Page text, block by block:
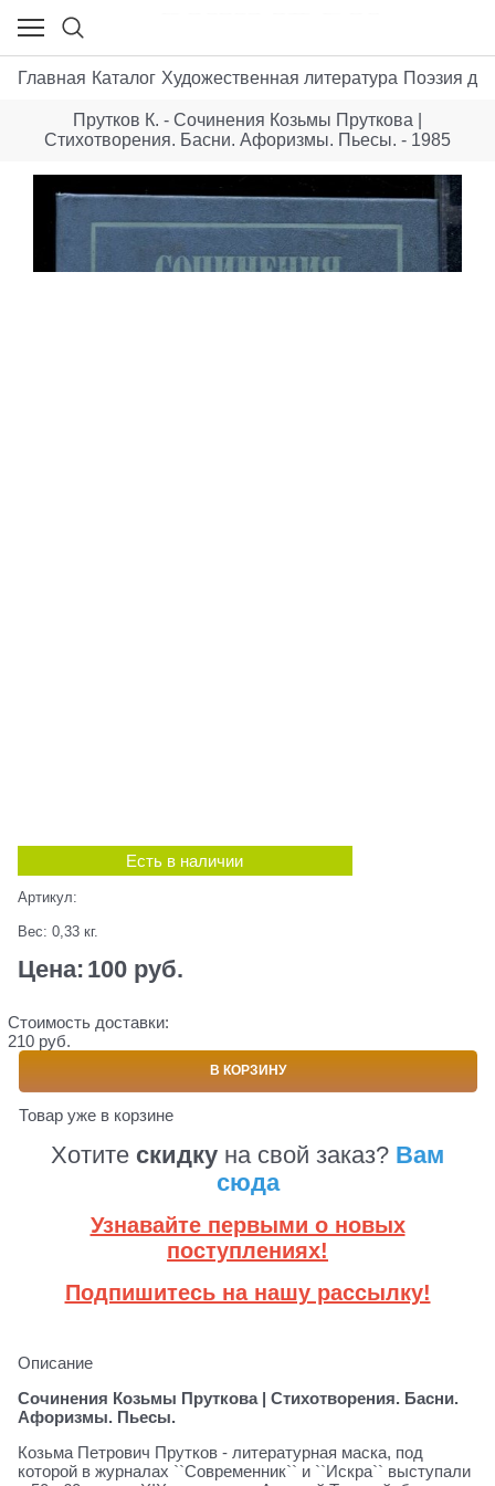
Главная Каталог Художественная литература Поэзия до
Прутков К. - Сочинения Козьмы Пруткова |
Стихотворения. Басни. Афоризмы. Пьесы. - 1985
Есть в наличии
Артикул:
Вес: 0,33 кг.
Цена: 100 руб.
Стоимость доставки:
210 руб.
В КОРЗИНУ
Товар уже в корзине
Хотите скидку на свой заказ? Вам
сюда
Узнавайте первыми о новых
поступлениях!
Подпишитесь на нашу рассылку!
Описание
Сочинения Козьмы Пруткова | Стихотворения. Басни.
Афоризмы. Пьесы.
Козьма Петрович Прутков - литературная маска, под
которой в журналах ``Современник`` и ``Искра`` выступали